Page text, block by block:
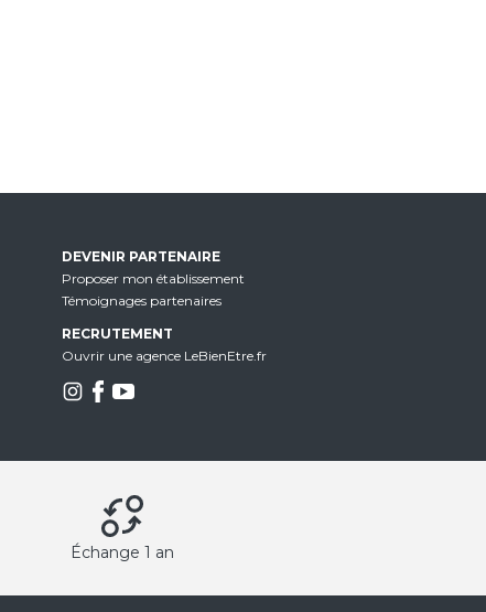
DEVENIR PARTENAIRE
Proposer mon établissement
Témoignages partenaires
RECRUTEMENT
Ouvrir une agence LeBienEtre.fr
Échange 1 an